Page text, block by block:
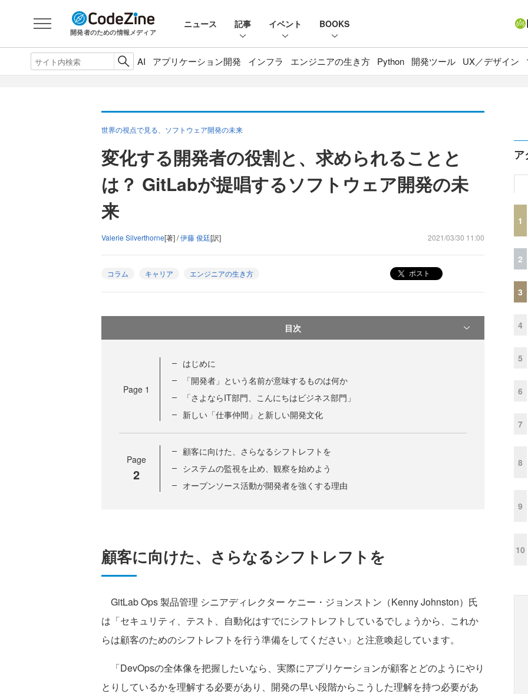
開発者のための情報メディア
ニュース 記事 イベント BOOKS
AI アプリケーション開発 インフラ エンジニアの生き方 Python 開発ツール UX／デザイン
世界の視点で見る、ソフトウェア開発の未来
変化する開発者の役割と、求められることと
は？ GitLabが提唱するソフトウェア開発の未
来
Valerie Silverthorne[著] /伊藤 俊廷[訳] 2021/03/30 11:00
コラム キャリア エンジニアの生き方 ポスト
目次
Page 1
はじめに
「開発者」という名前が意味するものは何か
「さよならIT部門、こんにちはビジネス部門」
新しい「仕事仲間」と新しい開発文化
Page
2
顧客に向けた、さらなるシフトレフトを
システムの監視を止め、観察を始めよう
オープンソース活動が開発者を強くする理由
顧客に向けた、さらなるシフトレフトを
GitLab Ops 製品管理 シニアディレクター ケニー・ジョンストン（Kenny Johnston）氏
は「セキュリティ、テスト、自動化はすでにシフトレフトしているでしょうから、これか
らは顧客のためのシフトレフトを行う準備をしてください」と注意喚起しています。
「DevOpsの全体像を把握したいなら、実際にアプリケーションが顧客とどのようにやり
とりしているかを理解する必要があり、開発の早い段階からこうした理解を持つ必要があ
ア
1
2
3
4
5
6
7
8
9
10